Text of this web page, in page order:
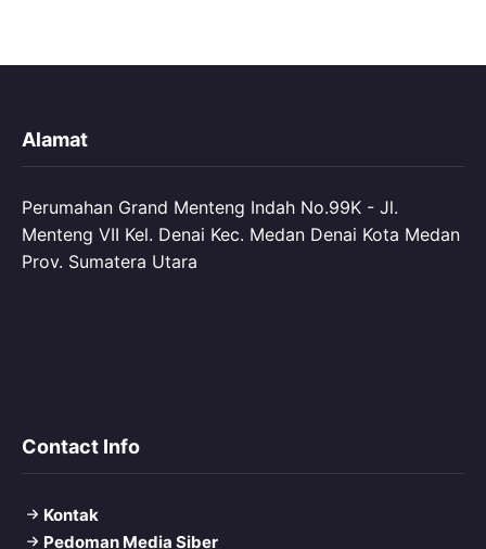
Alamat
Perumahan Grand Menteng Indah No.99K - Jl.
Menteng VII Kel. Denai Kec. Medan Denai Kota Medan
Prov. Sumatera Utara
Contact Info
Kontak
Pedoman Media Siber